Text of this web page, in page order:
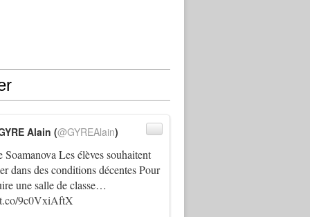
Soamanova Les élèves souhaitent
dans des conditions décentes Pour
une salle de classe…
9c0VxiAftX
Alain (@GYREAlain)